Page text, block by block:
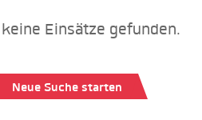
Einsätze gefunden.
Neue Suche starten